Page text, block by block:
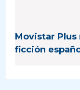
Movistar
ficción